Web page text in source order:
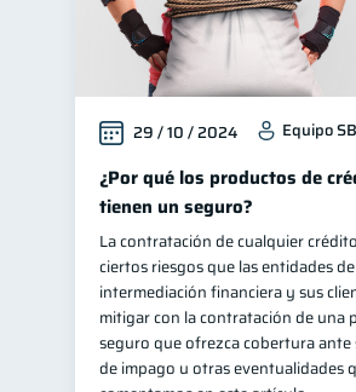
29 / 10 / 2024 Equipo SB
¿Por qué los productos de
tienen un seguro?
La contratación de cualquier
ciertos riesgos que las entidades de
intermediación financiera y sus
mitigar con la contratación de una
seguro que ofrezca cobertura ante
de impago u otras eventualidades